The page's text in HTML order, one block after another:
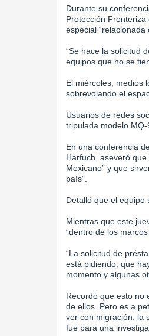
Durante su
Protección
especial “relacionada
“Se hace la solicitud
equipos que no se
El miércoles, medios
sobrevolando el
Usuarios de redes
tripulada modelo
En una conferencia
Harfuch, aseveró
Mexicano” y que
país”.
Detalló que el equipo
Mientras que este
“dentro de los
“La solicitud de
está pidiendo, que
momento y algunas
Recordó que esto no
de ellos. Pero es a
ver con migración, la
fue para una